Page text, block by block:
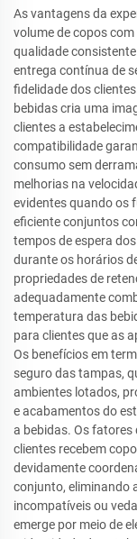
As vantagens da
volume de copos
qualidade
entrega contínua de
fidelidade dos
bebidas cria uma
clientes a
compatibilidade
consumo sem
melhorias na
evidentes quando os
eficiente conjuntos
tempos de espera
durante os horários
propriedades de
adequadamente
temperatura das
para clientes que as
Os benefícios em
seguro das tampas,
ambientes lotados,
e acabamentos do
a bebidas. Os fatores
clientes recebem
devidamente
conjunto, eliminando
incompatíveis ou
emerge por meio de